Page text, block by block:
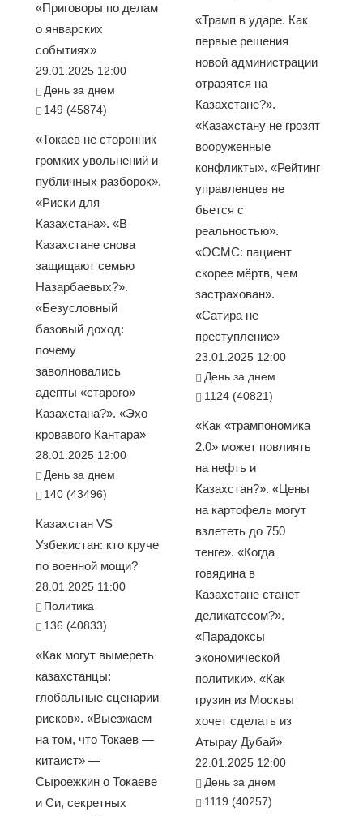
«Приговоры по делам
о январских
событиях»
29.01.2025 12:00
День за днем
149 (45874)
«Токаев не сторонник
громких увольнений и
публичных разборок».
«Риски для
Казахстана». «В
Казахстане снова
защищают семью
Назарбаевых?».
«Безусловный
базовый доход:
почему
заволновались
адепты «старого»
Казахстана?». «Эхо
кровавого Кантара»
28.01.2025 12:00
День за днем
140 (43496)
Казахстан VS
Узбекистан: кто круче
по военной мощи?
28.01.2025 11:00
Политика
136 (40833)
«Как могут вымереть
казахстанцы:
глобальные сценарии
рисков». «Выезжаем
на том, что Токаев —
китаист» —
Сыроежкин о Токаеве
и Си, секретных
«Трамп в ударе. Как
первые решения
новой администрации
отразятся на
Казахстане?».
«Казахстану не грозят
вооруженные
конфликты». «Рейтинг
управленцев не
бьется с
реальностью».
«ОСМС: пациент
скорее мёртв, чем
застрахован».
«Сатира не
преступление»
23.01.2025 12:00
День за днем
1124 (40821)
«Как «трампономика
2.0» может повлиять
на нефть и
Казахстан?». «Цены
на картофель могут
взлететь до 750
тенге». «Когда
говядина в
Казахстане станет
деликатесом?».
«Парадоксы
экономической
политики». «Как
грузин из Москвы
хочет сделать из
Атырау Дубай»
22.01.2025 12:00
День за днем
1119 (40257)